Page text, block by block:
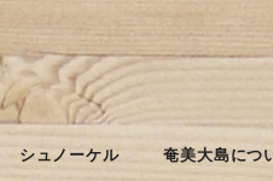
シュノーケル 奄美大島につ
海の春。